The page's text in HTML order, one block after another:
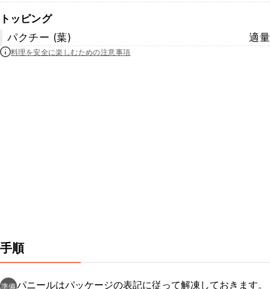
トッピング
パクチー (葉)
適量
料理を安全に楽しむための注意事項
手順
準備パニールはパッケージの表記に従って解凍しておきます。